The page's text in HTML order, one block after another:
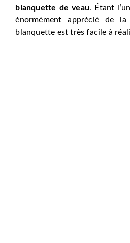
blanquette de veau. Étant
énormément apprécié de
blanquette est très facile à